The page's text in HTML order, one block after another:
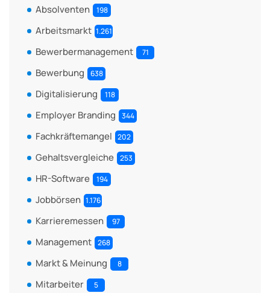
Absolventen 198
Arbeitsmarkt 1.261
Bewerbermanagement 71
Bewerbung 638
Digitalisierung 118
Employer Branding 344
Fachkräftemangel 202
Gehaltsvergleiche 253
HR-Software 194
Jobbörsen 1.176
Karrieremessen 97
Management 268
Markt & Meinung 8
Mitarbeiter 5